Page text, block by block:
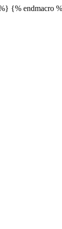
{% endmacro